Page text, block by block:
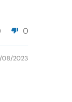
0
08/2023